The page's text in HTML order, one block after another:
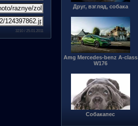
3210 / 25.01.2011
Друг, взгляд, собака
Amg Mercedes-benz A-class
W176
Собакапес